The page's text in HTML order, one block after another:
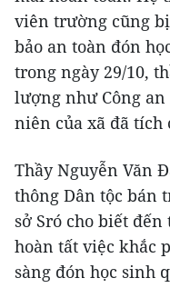
viên trường cũng
bảo an toàn đón
trong ngày 29/10,
lượng như Công
niên của xã đã tích
Thầy Nguyễn Văn
thông Dân tộc bán
sở Sró cho biết
hoàn tất việc khắc
sàng đón học sinh